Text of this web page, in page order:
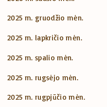
2025 m. gruodžio mėn.
2025 m. lapkričio mėn.
2025 m. spalio mėn.
2025 m. rugsėjo mėn.
2025 m. rugpjūčio mėn.